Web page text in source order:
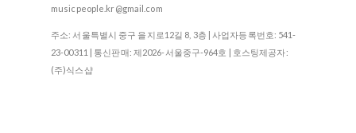
musicpeople.kr@gmail.com
주소: 서울특별시 중구 을지로12길 8, 3층 | 사업자등록번호: 541-
23-00311 | 통신판매: 제2026-서울중구-964호 | 호스팅제공자:
(주)식스샵